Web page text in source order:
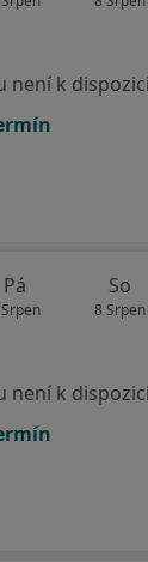
není k dispozici
Pá So
8 Srpen
není k dispozici